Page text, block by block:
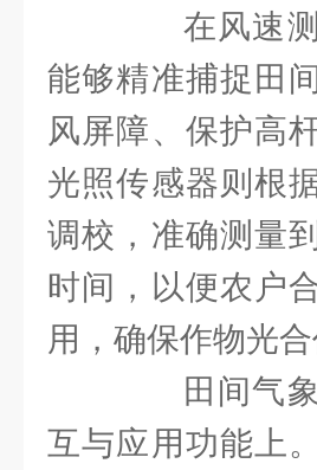
在风速测
能够精准捕捉田
风屏障、保护高
光照传感器则根
调校，准确测量
时间，以便农户
用，确保作物光
田间气象
互与应用功能上